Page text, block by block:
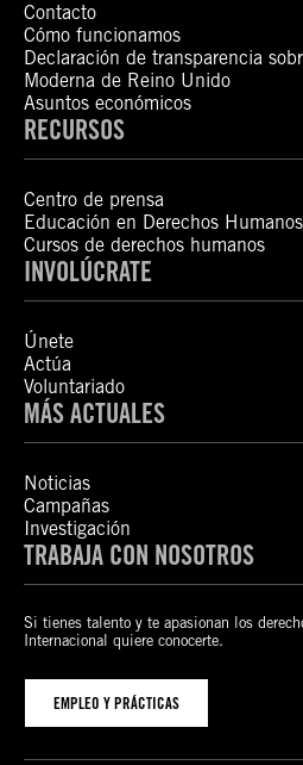
Contacto
Cómo funcionamos
Declaración de transparencia
Moderna de Reino Unido
Asuntos económicos
RECURSOS
Centro de prensa
Educación en Derechos Humanos
Cursos de derechos humanos
INVOLÚCRATE
Únete
Actúa
Voluntariado
MÁS ACTUALES
Noticias
Campañas
Investigación
TRABAJA CON NOSOTROS
Si tienes talento y te apasionan los
Internacional quiere conocerte.
EMPLEO Y PRÁCTICAS